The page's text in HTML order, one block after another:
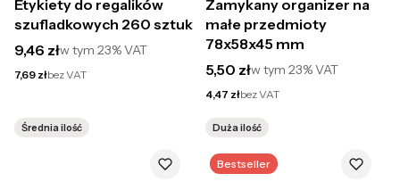
Etykiety do regalików
szufladkowych 260 sztuk
Cena brutto
9,46 złw tym 23%VAT
Cena netto
7,69 złbez VAT
Średnia ilość
Zamykany organizer na
małe przedmioty
78x58x45 mm
Cena brutto
5,50 złw tym23%VAT
Cena netto
4,47 złbez VAT
Duża ilość
Bestseller